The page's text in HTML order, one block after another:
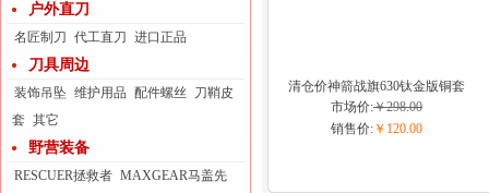
户外直刀
名匠制刀 代工直刀 进口正品
刀具周边
装饰吊坠 维护用品 配件螺丝
刀鞘皮
套 其它
野营装备
RESCUER拯救者 MAXGEAR马盖先
清仓价神箭战旗630钛金版铜套
弓眼反曲球卡六股弹弓
市场价:￥298.00
销售价: ￥120.00